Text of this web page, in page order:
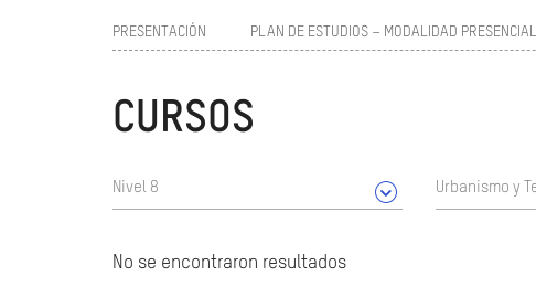
PRESENTACIÓN PLAN DE ESTUDIOS – MODALIDAD PRESENCIAL
CURSOS
Nivel 8 Urbanismo y
No se encontraron resultados